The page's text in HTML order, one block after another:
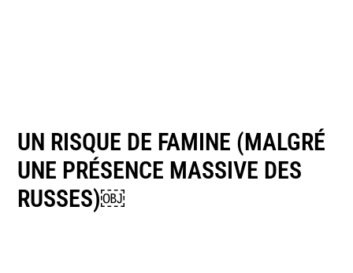
UN RISQUE DE FAMINE (MALGRÉ
UNE PRÉSENCE MASSIVE DES
RUSSES)￼